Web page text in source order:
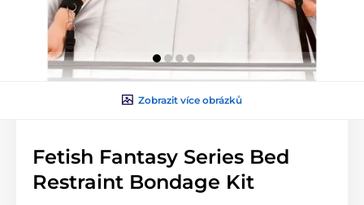
Zobrazit více obrázků
Fetish Fantasy Series Bed
Restraint Bondage Kit